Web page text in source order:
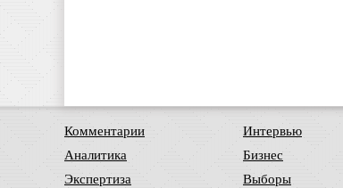
Комментарии
Аналитика
Экспертиза
Интервью
Бизнес
Выборы